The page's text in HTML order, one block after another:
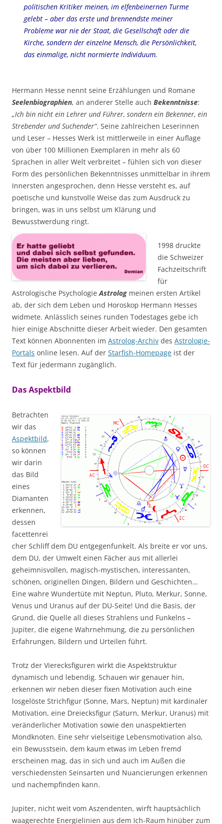
politischen Kritiker meinen, im elfenbeinernen Turme
gelebt – aber das erste und brennendste meiner
Probleme war nie der Staat, die Gesellschaft oder die
Kirche, sondern der einzelne Mensch, die Persönlichkeit,
das einmalige, nicht normierte Individuum.
Hermann Hesse nennt seine Erzählungen und Romane
Seelenbiographien, an anderer Stelle auch Bekenntnisse:
„Ich bin nicht ein Lehrer und Führer, sondern ein Bekenner, ein
Strebender und Suchender“. Seine zahlreichen Leserinnen
und Leser – Hesses Werk ist mittlerweile in einer Auflage
von über 100 Millionen Exemplaren in mehr als 60
Sprachen in aller Welt verbreitet – fühlen sich von dieser
Form des persönlichen Bekenntnisses unmittelbar in ihrem
Innersten angesprochen, denn Hesse versteht es, auf
poetische und kunstvolle Weise das zum Ausdruck zu
bringen, was in uns selbst um Klärung und
Bewusstwerdung ringt.
1998 druckte
die Schweizer
Fachzeitschrift
für
Astrologische Psychologie Astrolog meinen ersten Artikel
ab, der sich dem Leben und Horoskop Hermann Hesses
widmete. Anlässlich seines runden Todestages gebe ich
hier einige Abschnitte dieser Arbeit wieder. Den gesamten
Text können Abonnenten im Astrolog-Archiv des Astrologie-
Portals online lesen. Auf der Starfish-Homepage ist der
Text für jedermann zugänglich.
Das Aspektbild
Betrachten
wir das
Aspektbild,
so können
wir darin
das Bild
eines
Diamanten
erkennen,
dessen
facettenrei
cher Schliff dem DU entgegenfunkelt. Als breite er vor uns,
dem DU, der Umwelt einen Fächer aus mit allerlei
geheimnisvollen, magisch-mystischen, interessanten,
schönen, originellen Dingen, Bildern und Geschichten…
Eine wahre Wundertüte mit Neptun, Pluto, Merkur, Sonne,
Venus und Uranus auf der DU-Seite! Und die Basis, der
Grund, die Quelle all dieses Strahlens und Funkelns –
Jupiter, die eigene Wahrnehmung, die zu persönlichen
Erfahrungen, Bildern und Urteilen führt.
Trotz der Vierecksfiguren wirkt die Aspektstruktur
dynamisch und lebendig. Schauen wir genauer hin,
erkennen wir neben dieser fixen Motivation auch eine
losgelöste Strichfigur (Sonne, Mars, Neptun) mit kardinaler
Motivation, eine Dreiecksfigur (Saturn, Merkur, Uranus) mit
veränderlicher Motivation sowie den unaspektierten
Mondknoten. Eine sehr vielseitige Lebensmotivation also,
ein Bewusstsein, dem kaum etwas im Leben fremd
erscheinen mag, das in sich und auch im Außen die
verschiedensten Seinsarten und Nuancierungen erkennen
und nachempfinden kann.
Jupiter, nicht weit vom Aszendenten, wirft hauptsächlich
waagerechte Energielinien aus dem Ich-Raum hinüber zum